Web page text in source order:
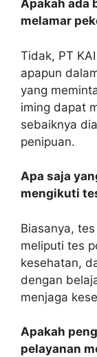
Apakah ada
melamar
Tidak, PT
apapun
yang
iming dapat
sebaiknya
penipuan.
Apa saja
mengikuti
Biasanya,
meliputi tes
kesehatan,
dengan
menjaga
Apakah
pelayanan